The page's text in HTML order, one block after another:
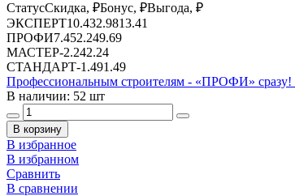
СтатусСкидка, ₽Бонус, ₽Выгода, ₽
ЭКСПЕРТ10.432.9813.41
ПРОФИ7.452.249.69
МАСТЕР-2.242.24
СТАНДАРТ-1.491.49
Профессиональным строителям - «ПРОФИ» сразу!
В наличии: 52 шт
В корзину
В избранное
В избранном
Сравнить
В сравнении